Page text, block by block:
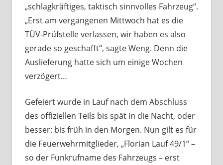
„schlagkräftiges, taktisch sinnvolles Fahrzeug“.
„Erst am vergangenen Mittwoch hat es die
TÜV-Prüfstelle verlassen, wir haben es also
gerade so geschafft“, sagte Weng. Denn die
Auslieferung hatte sich um einige Wochen
verzögert…
Gefeiert wurde in Lauf nach dem Abschluss
des offiziellen Teils bis spät in die Nacht, oder
besser: bis früh in den Morgen. Nun gilt es für
die Feuerwehrmitglieder, „Florian Lauf 49/1“ –
so der Funkrufname des Fahrzeugs – erst